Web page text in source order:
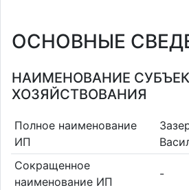
ОСНОВНЫЕ
НАИМЕНОВАНИЕ
ХОЗЯЙСТВОВАНИЯ
Полное наименование
ИП
Сокращенное
наименование ИП
-